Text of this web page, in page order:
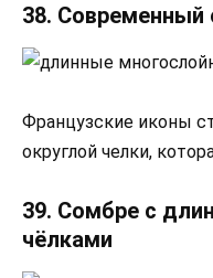
38.
Французские иконы
округлой челки,
39. Сомбре с
чёлками